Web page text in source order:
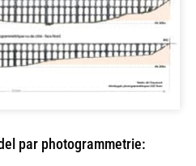
par photogrammetrie: